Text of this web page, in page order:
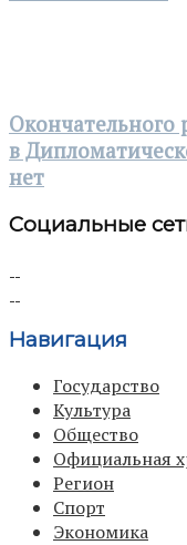
в
нет
Социальные
Навигация
Государство
Культура
Общество
Официальная
Регион
Спорт
Экономика